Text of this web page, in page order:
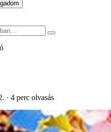
· 4 perc olvasás